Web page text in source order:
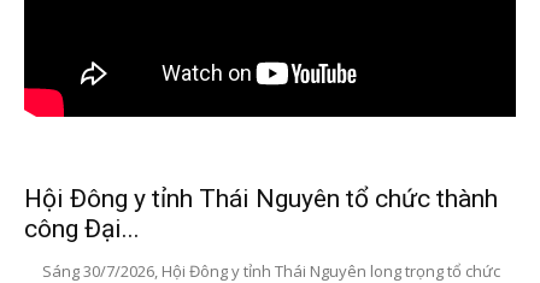
Hội Đông y tỉnh Thái Nguyên tổ chức thành
công Đại...
Sáng 30/7/2026, Hội Đông y tỉnh Thái Nguyên long trọng tổ chức